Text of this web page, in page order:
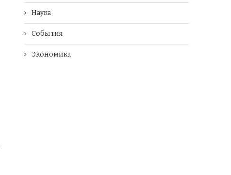
Наука
События
Экономика